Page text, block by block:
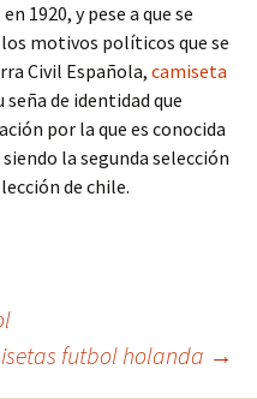
1920, y pese a que se
motivos políticos que se
Civil Española, camiseta
seña de identidad que
por la que es conocida
la segunda selección
de chile.
futbol holanda →